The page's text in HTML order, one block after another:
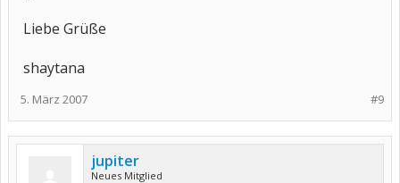
Liebe Grüße
shaytana
#9
5. März 2007
jupiter
Neues Mitglied